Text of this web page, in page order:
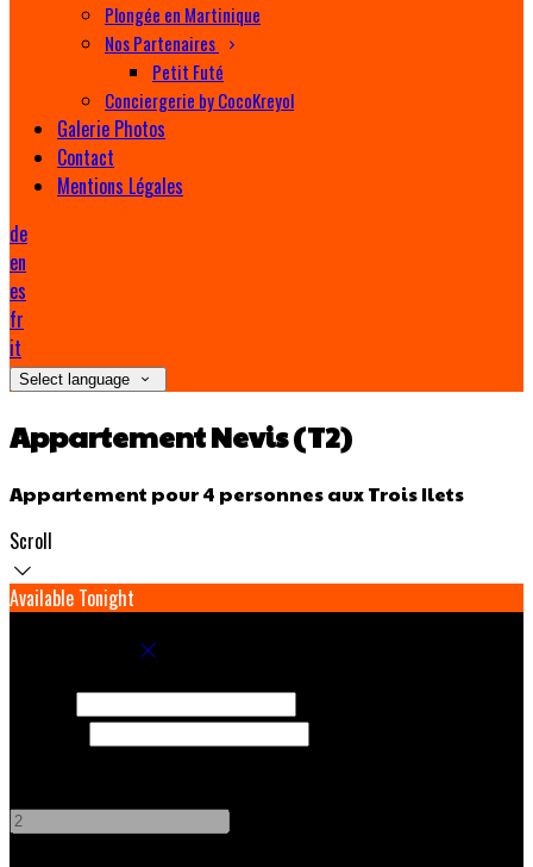
Plongée en Martinique
Nos Partenaires
Petit Futé
Conciergerie by CocoKreyol
Galerie Photos
Contact
Mentions Légales
de
en
es
fr
it
Select language
Appartement Nevis (T2)
Appartement pour 4 personnes aux Trois Ilets
Scroll
Available Tonight